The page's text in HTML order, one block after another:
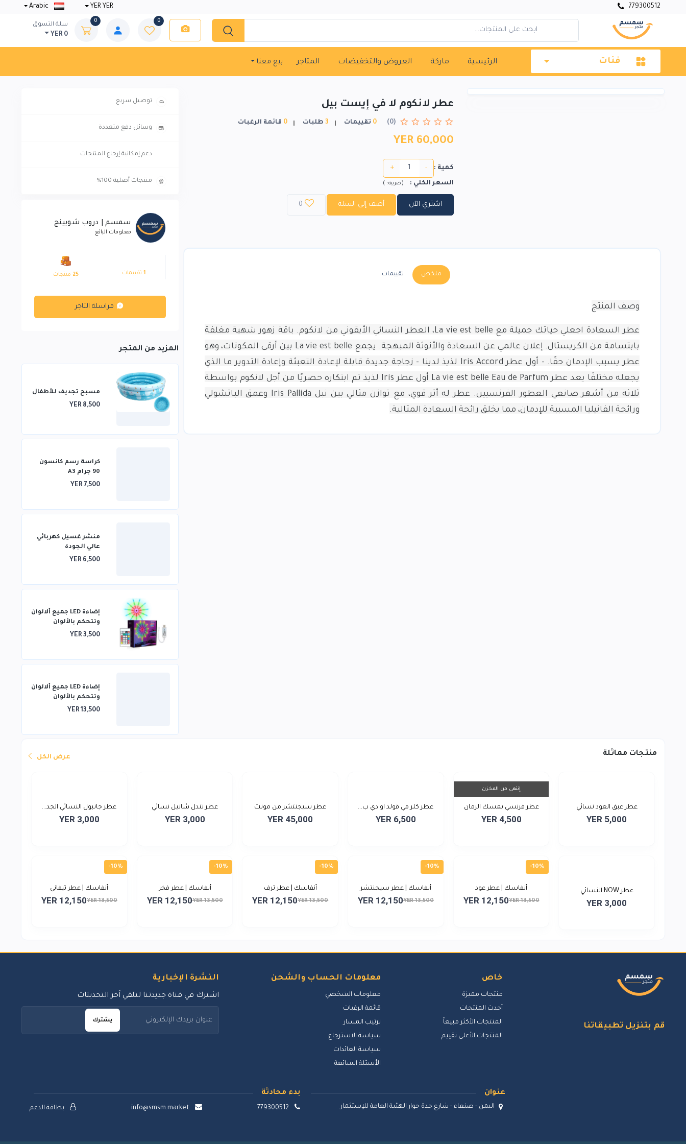
779300512
YER YER
0
0
سلة التسوق
YER 0
فئات الرئيسية ماركة العروض والتخفيضات المتاجر بيع معنا
عطر لانكوم لا في إيست بيل
(0)
0 تقييمات 3طلبات 0 قائمة الرغبات
YER 60,000
كمية : -
+
السعر الكلي :
(ضريبة : )
اشتري الآن أضف إلى السلة 0
ملخص تقييمات
وصف المنتج
عطر السعادة اجعلي حياتك جميلة مع La vie est belle، العطر النسائي الأيقوني من لانكوم.
باقة زهور شهية مغلفة
بابتسامة من الكريستال. إعلان عالمي عن السعادة والأنوثة المبهجة.
يجمع La vie est belle بين أرقى المكونات، وهو
عطر يسبب الإدمان حقًا.
- أول عطر Iris Accord لذيذ لدينا - زجاجة جديدة قابلة لإعادة التعبئة وإعادة التدوير ما الذي
يجعله مختلفًا يعد عطر La vie est belle Eau de Parfum أول عطر Iris لذيذ تم ابتكاره حصريًا من أجل لانكوم بواسطة
ثلاثة من أشهر صانعي العطور الفرنسيين.
عطر له أثر قوي، مع توازن مثالي بين نبل Iris Pallida وعمق الباتشولي
ورائحة الفانيليا المسببة للإدمان، مما يخلق رائحة السعادة المثالية.
توصيل سريع
وسائل دفع متعددة
دعم إمكانية إرجاع المنتجات
منتجات أصلية 100%
سمسم | دروب شوبينج
معلومات البائع
1تقييمات 25 منتجات
مراسلة التاجر
المزيد من المتجر
مسبح تجديف للأطفال
YER 8,500
كراسة رسم كانسون
90 جرام A3
YER 7,500
منشر غسيل كهربائي
عالي الجودة
YER 6,500
إضاءة LED جميع ألالوان
وتتحكم بالألوان
بالريموت
YER 3,500
إضاءة LED جميع ألالوان
وتتحكم بالألوان
بالريموت 3*3
YER 13,500
منتجات مماثلة عرض الكل
عطر عبق العود نسائي
YER 5,000
إنتهى من المخزن
عطر فرنسي بمسك الرمان
YER 4,500
عطر كلر مي قولد او دي ب...
YER 6,500
عطر سيجنتشر من مونت
بلا...
YER 45,000
عطر تندل شانيل نسائي
YER 3,000
عطر جانبول النسائي الجد...
YER 3,000
عطر NOW النسائي
YER 3,000
-10%
أنفاسك | عطر عود
YER 13,500
YER 12,150
-10%
أنفاسك | عطر سيجنتشر
YER 13,500
YER 12,150
-10%
أنفاسك | عطر ترف
YER 13,500
YER 12,150
-10%
أنفاسك | عطر فخر
YER 13,500
YER 12,150
-10%
أنفاسك | عطر تيفاني
YER 13,500
YER 12,150
قم بتنزيل تطبيقاتنا
خاص
منتجات مميزة
أحدث المنتجات
المنتجات الأكثر مبيعاً
المنتجات الأعلى تقييم
معلومات الحساب والشحن
معلومات الشخصي
قائمة الرغبات
ترتيب المسار
سياسة الاسترجاع
سياسة العائدات
الأسئلة الشائعة
النشرة الإخبارية
اشترك في قناة جديدتنا لتلقي آخر التحديثات
يشترك
بدء محادثة
779300512
info@smsm.market بطاقة الدعم
عنوان
اليمن - صنعاء - شارع حدة جوار الهئية العامة للإستثمار